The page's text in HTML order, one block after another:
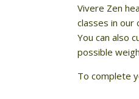
Vivere Zen
classes in our
You can also
possible
To complete